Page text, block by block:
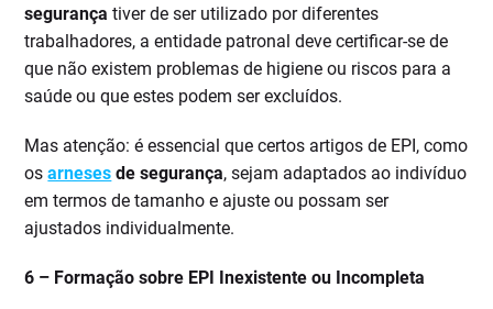
segurança tiver de ser utilizado por diferentes
trabalhadores, a entidade patronal deve certificar-se de
que não existem problemas de higiene ou riscos para a
saúde ou que estes podem ser excluídos.
Mas atenção: é essencial que certos artigos de EPI, como
osarneses de segurança, sejam adaptados ao indivíduo
em termos de tamanho e ajuste ou possam ser
ajustados individualmente.
6 – Formação sobre EPI Inexistente ou Incompleta